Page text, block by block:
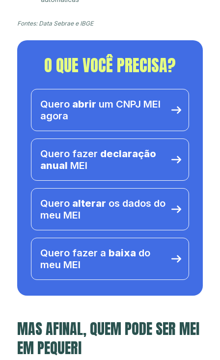
Fontes: Data Sebrae e IBGE
O QUE VOCÊ PRECISA?
Quero abrir um CNPJ MEI
agora
Quero fazer declaração
anual MEI
Quero alterar os dados do
meu MEI
Quero fazer a baixa do
meu MEI
MAS AFINAL, QUEM PODE SER MEI
EM PEQUERI